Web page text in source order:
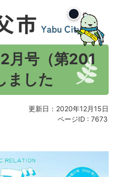
月号（第201
ました
更新日：2020年12月15日
ページID : 7673